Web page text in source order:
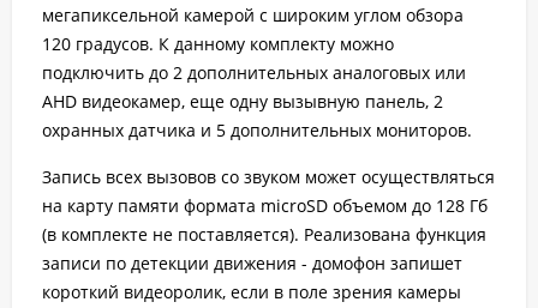
мегапиксельной камерой с широким углом обзора
120 градусов. К данному комплекту можно
подключить до 2 дополнительных аналоговых или
AHD видеокамер, еще одну вызывную панель, 2
охранных датчика и 5 дополнительных мониторов.
Запись всех вызовов со звуком может осуществляться
на карту памяти формата microSD объемом до 128 Гб
(в комплекте не поставляется). Реализована функция
записи по детекции движения - домофон запишет
короткий видеоролик, если в поле зрения камеры